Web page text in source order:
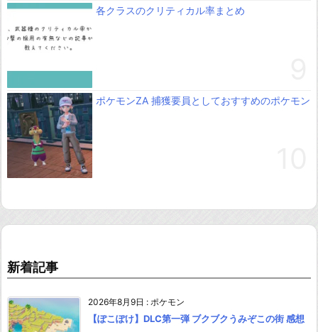
各クラスのクリティカル率まとめ
ポケモンZA 捕獲要員としておすすめのポケモン
新着記事
2026年8月9日 : ポケモン
【ぽこぽけ】DLC第一弾 ブクブクうみぞこの街 感想